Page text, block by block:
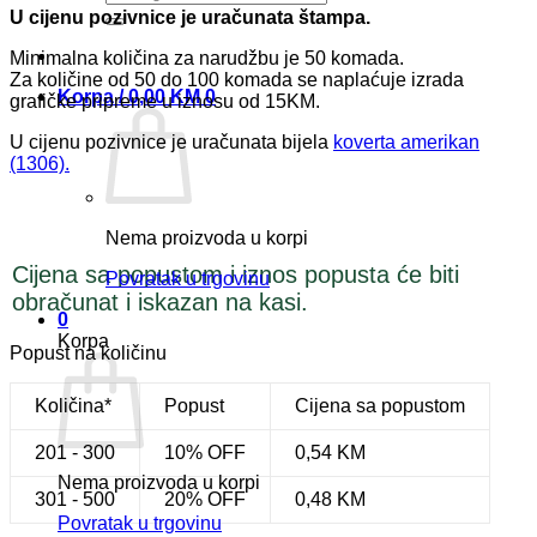
Korpa /0,00KM 0
Nema proizvoda u korpi
Povratak u trgovinu
0
Korpa
Nema proizvoda u korpi
Povratak u trgovinu
U cijenu pozivnice je uračunata štampa.
Minimalna količina za narudžbu je 50 komada.
Za količine od 50 do 100 komada se naplaćuje izrada
grafičke pripreme u iznosu od 15KM.
U cijenu pozivnice je uračunata bijela koverta amerikan
(1306).
Cijena sa popustom i iznos popusta će biti
obračunat i iskazan na kasi.
Popust na količinu
Količina* Popust Cijena sa popustom
201 - 300 10% OFF 0,54 KM
301 - 500 20% OFF 0,48 KM